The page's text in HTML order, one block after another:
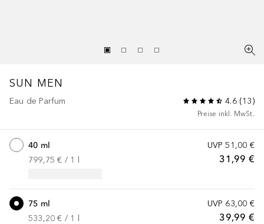
SUN MEN
Eau de Parfum 4.6(13)
Preise inkl. MwSt.
UVP 51,00 €
31,99 €
40 ml
799,75 € / 1
UVP 63,00 €
39,99 €
75 ml
533,20 € / 1